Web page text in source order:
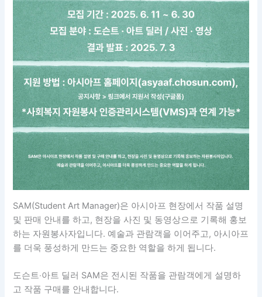
SAM(Student Art Manager)은 아시아프 현장에서 작품 설명
및 판매 안내를 하고, 현장을 사진 및 동영상으로 기록해 홍보
하는 자원봉사자입니다. 예술과 관람객을 이어주고, 아시아프
를 더욱 풍성하게 만드는 중요한 역할을 하게 됩니다.
도슨트‧아트 딜러 SAM은 전시된 작품을 관람객에게 설명하
고 작품 구매를 안내합니다.